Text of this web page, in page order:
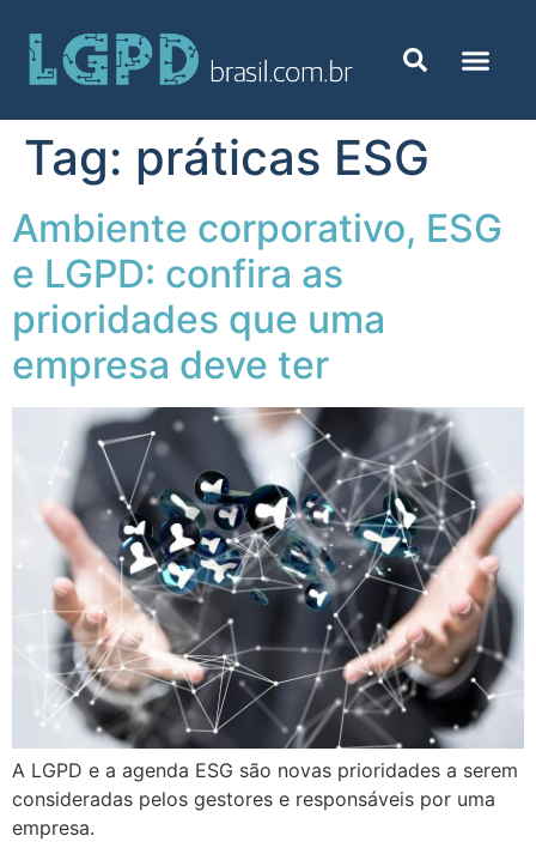
Tag: práticas ESG
Ambiente corporativo, ESG
e LGPD: confira as
prioridades que uma
empresa deve ter
A LGPD e a agenda ESG são novas prioridades a serem
consideradas pelos gestores e responsáveis por uma
empresa.